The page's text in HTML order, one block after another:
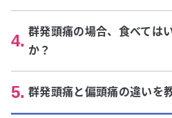
4. 群発頭痛の場合、食べては
か？
5. 群発頭痛と偏頭痛の違いを